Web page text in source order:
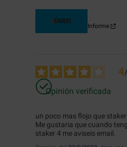
Útil(0)
Informe
4
Opinión verificada
un poco mas flojo que
Me gustaria que cuando
staker 4 me aviseis email.